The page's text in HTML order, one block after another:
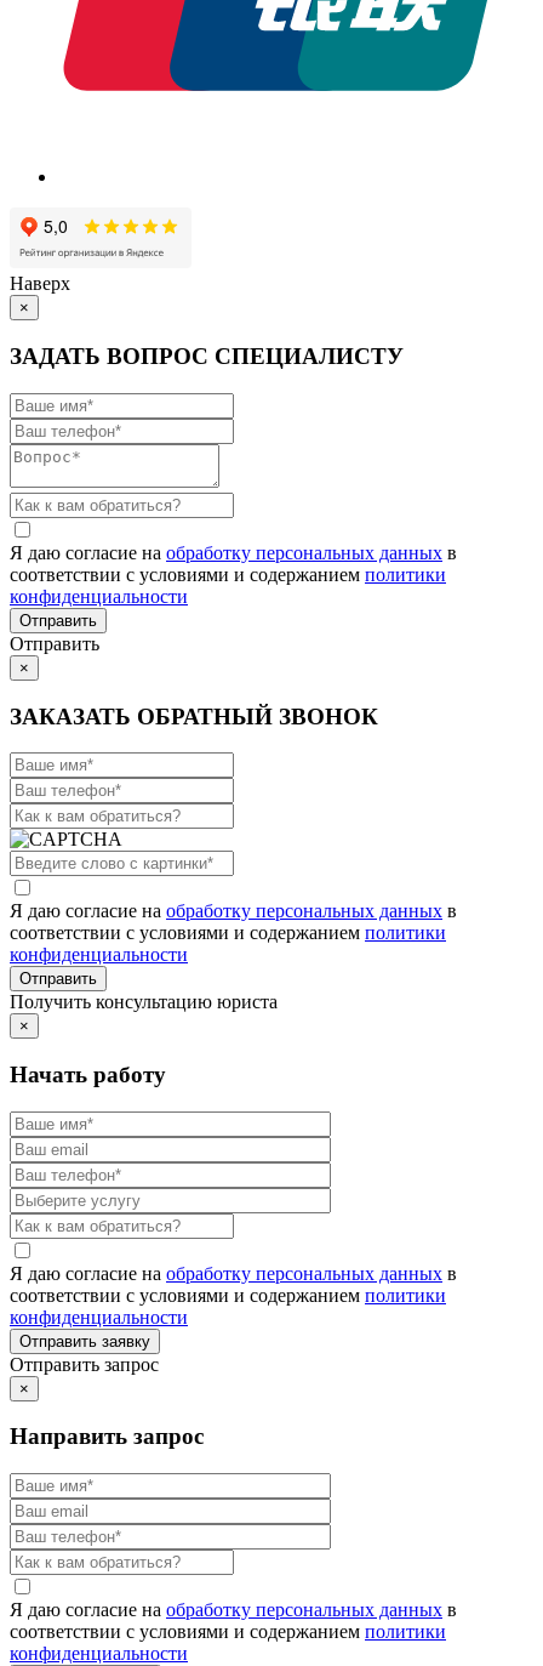
Наверх
×
ЗАДАТЬ ВОПРОС СПЕЦИАЛИСТУ
Я даю согласие на обработку персональных данных в
соответствии с условиями и содержанием политики
конфиденциальности
Отправить
×
ЗАКАЗАТЬ ОБРАТНЫЙ ЗВОНОК
Я даю согласие на обработку персональных данных в
соответствии с условиями и содержанием политики
конфиденциальности
Получить консультацию юриста
×
Начать работу
Я даю согласие на обработку персональных данных в
соответствии с условиями и содержанием политики
конфиденциальности
Отправить запрос
×
Направить запрос
Я даю согласие на обработку персональных данных в
соответствии с условиями и содержанием политики
конфиденциальности